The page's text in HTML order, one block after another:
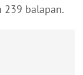
239 balapan.